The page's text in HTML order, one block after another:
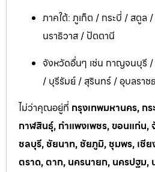
ภาคใต้: ภูเก็ต / กระบี่ / สตูล
นราธิวาส / ปัตตานี
จังหวัดอื่นๆ เช่น กาญจนบุรี
/ บุรีรัมย์ / สุรินทร์ / อุบลราช
ไม่ว่าคุณอยู่ที่ กรุงเทพมหานคร, ก
กาฬสินธุ์, กำแพงเพชร, ขอนแก่น,
ชลบุรี, ชัยนาท, ชัยภูมิ, ชุมพร, เชีย
ตราด, ตาก, นครนายก, นครปฐม,